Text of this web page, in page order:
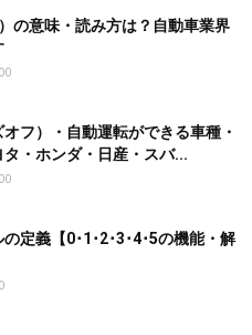
の意味・読み方は？自動車業界
フ）・自動運転ができる車種・
・ホンダ・日産・スバ...
定義【0･1･2･3･4･5の機能・解